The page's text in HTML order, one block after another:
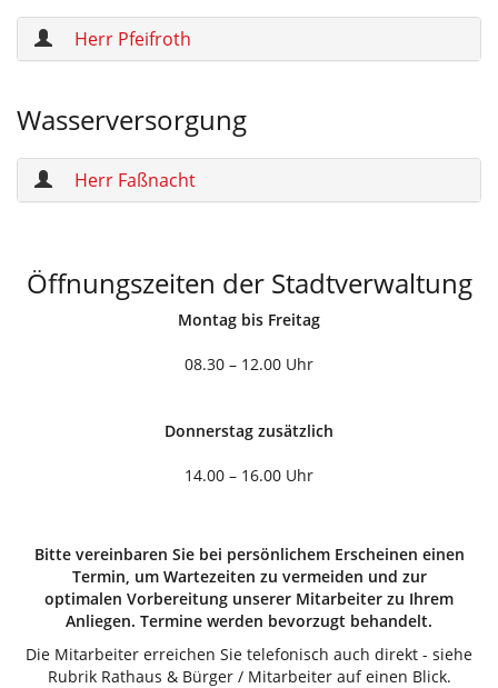
Herr Pfeifroth
Wasserversorgung
Herr Faßnacht
Öffnungszeiten der Stadtverwaltung
Montag bis Freitag
08.30 – 12.00 Uhr
Donnerstag zusätzlich
14.00 – 16.00 Uhr
Bitte vereinbaren Sie bei persönlichem Erscheinen einen
Termin, um Wartezeiten zu vermeiden und zur
optimalen Vorbereitung unserer Mitarbeiter zu Ihrem
Anliegen. Termine werden bevorzugt behandelt.
Die Mitarbeiter erreichen Sie telefonisch auch direkt - siehe
Rubrik Rathaus & Bürger / Mitarbeiter auf einen Blick.